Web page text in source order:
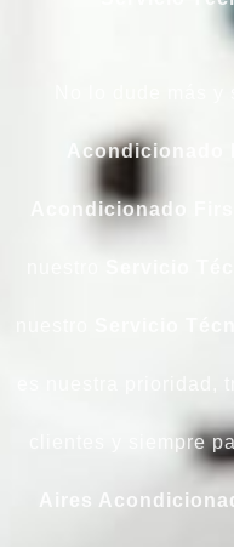
No lo dude más
Acondicionado
Acondicionado
Servicio
es nuestra prioridad,
clientes y siempre
Aires